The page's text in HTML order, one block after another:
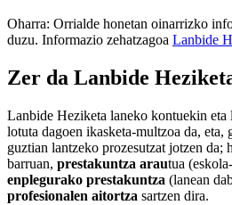
Oharra: Orrialde honetan oinarrizko
duzu. Informazio zehatzagoa Lanbide
Zer da Lanbide
Lanbide Heziketa laneko kontuekin eta
lotuta dagoen ikasketa-multzoa da, eta,
guztian lantzeko prozesutzat jotzen da;
barruan, prestakuntza arautua
enplegurako prestakuntza (lanean
profesionalen aitortza sartzen dira.